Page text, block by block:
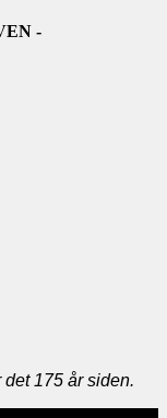
-
175 år siden.